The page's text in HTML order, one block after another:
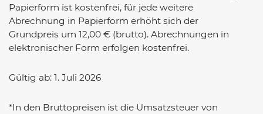
Papierform ist kostenfrei, für jede weitere
Abrechnung in Papierform erhöht sich der
Grundpreis um 12,00 € (brutto). Abrechnungen in
elektronischer Form erfolgen kostenfrei.
Gültig ab: 1. Juli 2026
*In den Bruttopreisen ist die Umsatzsteuer von